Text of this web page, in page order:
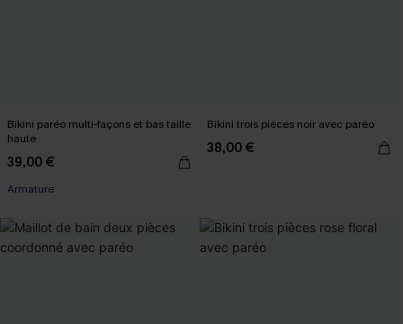
Bikini paréo multi-façons et bas taille
haute
39,00 €
Armature
Bikini trois pièces noir avec paréo
38,00 €